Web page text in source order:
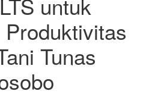
untuk
Tunas